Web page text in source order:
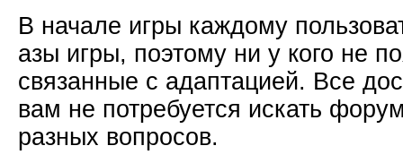
В начале игры каждому
азы игры, поэтому ни у кого не
связанные с адаптацией. Все
вам не потребуется искать
разных вопросов.